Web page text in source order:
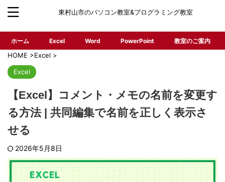
東村山市のパソコン教室&プログラミング教室
ホーム Excel Word PowerPoint 教室のご案内
HOME >Excel >
Excel
【Excel】コメント・メモの名前を変更す
る方法 | 共同編集で名前を正しく表示さ
せる
2026年5月8日